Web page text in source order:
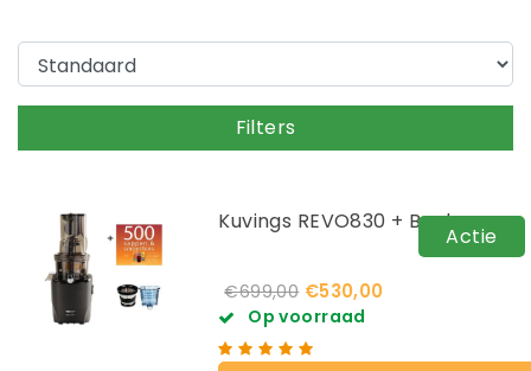
Filters
Actie
Kuvings REVO830 + Boek
€699,00 €530,00
Op voorraad